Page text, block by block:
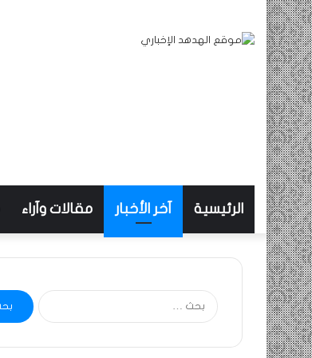
الرئيسية آخر الأخبار مقالات وآراء
البحث
عن: